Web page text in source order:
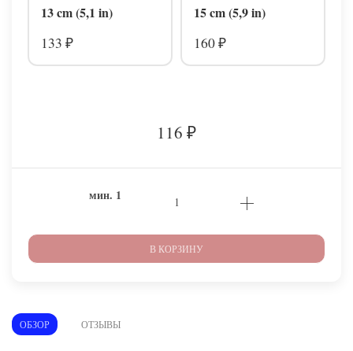
13 cm (5,1 in)
133 ₽
15 cm (5,9 in)
160 ₽
116 ₽
мин. 1
В КОРЗИНУ
ОБЗОР ОТЗЫВЫ